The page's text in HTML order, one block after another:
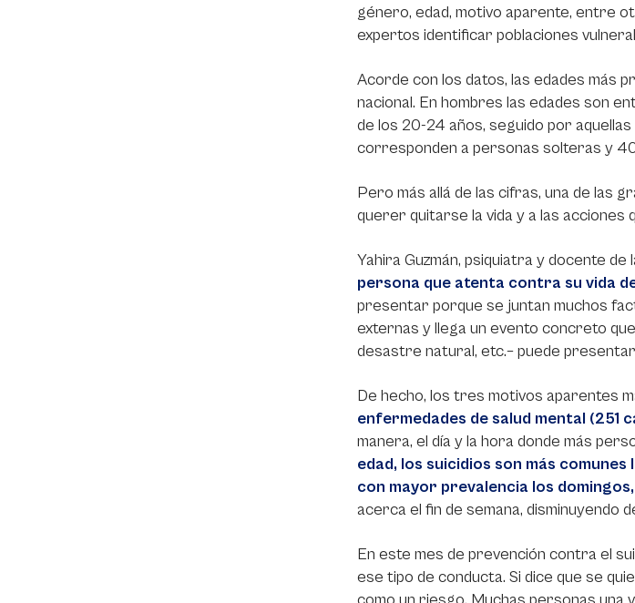
género, edad, motivo aparente, entre
expertos identificar poblaciones
Acorde con los datos, las edades más
nacional. En hombres las edades son
de los 20-24 años, seguido por
corresponden a personas solteras y
Pero más allá de las cifras, una de las
querer quitarse la vida y a las
Yahira Guzmán, psiquiatra y docente de
persona que atenta contra su vida
presentar porque se juntan muchos
externas y llega un evento concreto
desastre natural, etc.– puede presentar
De hecho, los tres motivos aparentes
enfermedades de salud mental (251
manera, el día y la hora donde más
edad, los suicidios son más
con mayor prevalencia los domingos,
acerca el fin de semana, disminuyendo
En este mes de prevención contra el
ese tipo de conducta. Si dice que se